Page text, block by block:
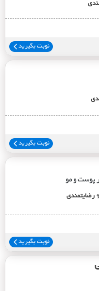
نوبت بگیرید
نوبت بگیرید
پوست و مو
رضایتمندی
نوبت بگیرید